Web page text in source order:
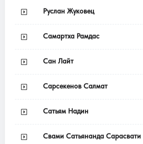
Руслан Жуковец
Самартха Рамдас
Сан Лайт
Сарсекенов Салмат
Сатьям Надин
Свами Сатьянанда Сарасвати